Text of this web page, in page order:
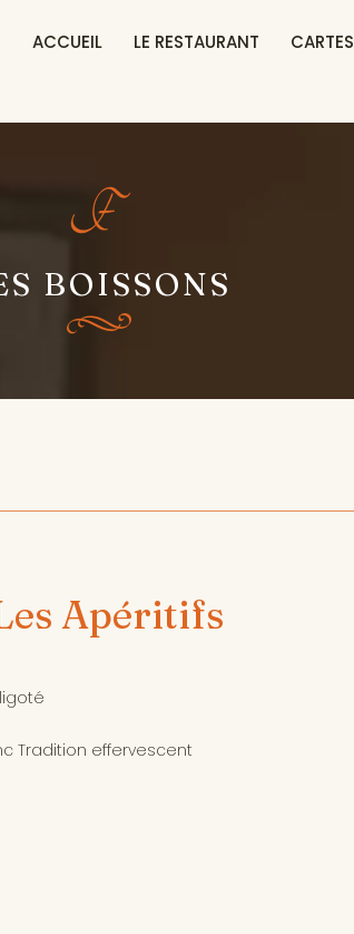
ACCUEIL LE RESTAURANT CARTES
BOISSONS
Apéritifs
Tradition effervescent